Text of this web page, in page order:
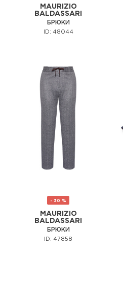
MAURIZIO
BALDASSARI
БРЮКИ
ID: 48044
- 30 %
MAURIZIO
BALDASSARI
БРЮКИ
ID: 47858